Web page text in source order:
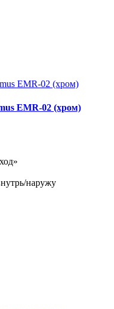
EMR-02 (хром)
наружу